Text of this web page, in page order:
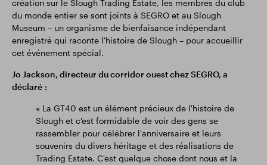
création sur le Slough Trading Estate, les membres du club
du monde entier se sont joints à SEGRO et au Slough
Museum – un organisme de bienfaisance indépendant
enregistré qui raconte l'histoire de Slough – pour accueillir
cet événement spécial.
Jo Jackson, directeur du corridor ouest chez SEGRO, a
déclaré :
« La GT40 est un élément précieux de l'histoire de
Slough et c'est formidable de voir des gens se
rassembler pour célébrer l'anniversaire et leurs
souvenirs du divers héritage et des réalisations de
Trading Estate. C'est quelque chose dont nous et la